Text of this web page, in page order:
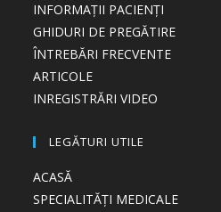
INFORMAȚII PACIENȚI
GHIDURI DE PREGĂTIRE
ÎNTREBĂRI FRECVENTE
ARTICOLE
INREGISTRĂRI VIDEO
LEGĂTURI UTILE
ACASĂ
SPECIALITĂȚI MEDICALE